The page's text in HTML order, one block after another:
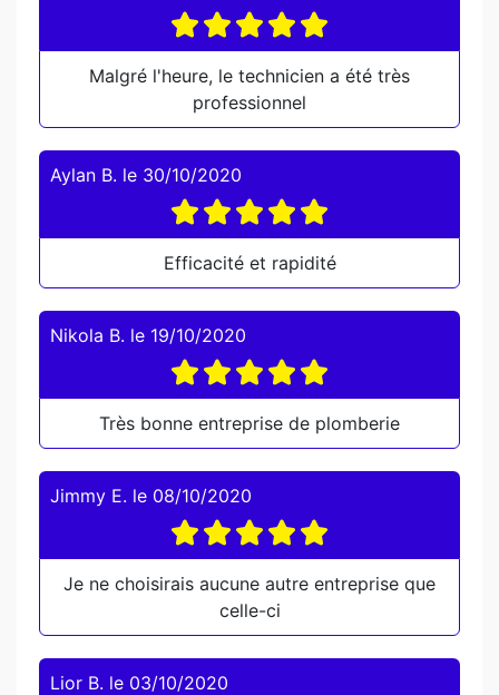
Malgré l'heure, le technicien a été très
professionnel
Aylan B. le 30/10/2020
Efficacité et rapidité
Nikola B. le 19/10/2020
Très bonne entreprise de plomberie
Jimmy E. le 08/10/2020
Je ne choisirais aucune autre entreprise que
celle-ci
Lior B. le 03/10/2020